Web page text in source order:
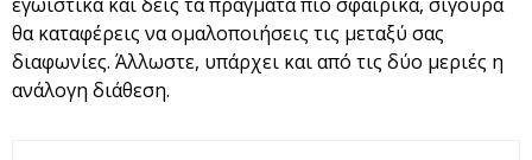
θα καταφέρεις να ομαλοποιήσεις τις μεταξύ σας
διαφωνίες. Άλλωστε, υπάρχει και από τις δύο μεριές η
ανάλογη διάθεση.